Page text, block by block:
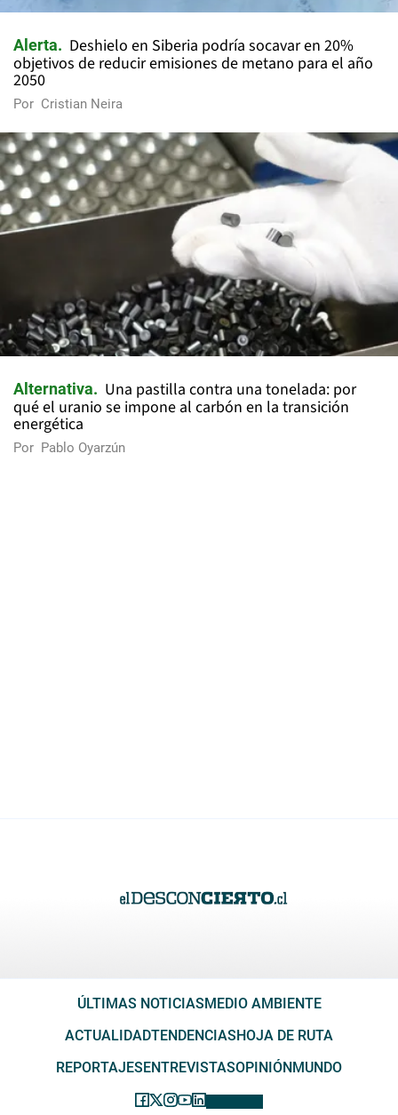
Alerta
Deshielo en Siberia podría socavar en 20%
objetivos de reducir emisiones de metano para el año
2050
Por Cristian Neira
Alternativa
Una pastilla contra una tonelada: por
qué el uranio se impone al carbón en la transición
energética
Por Pablo Oyarzún
ÚLTIMAS NOTICIAS MEDIO AMBIENTE
ACTUALIDADTENDENCIAS HOJA DE RUTA
REPORTAJES ENTREVISTASOPINIÓN MUNDO